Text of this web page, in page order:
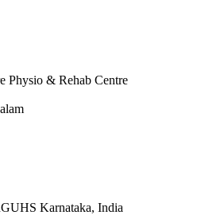
Physio & Rehab Centre
Karnataka, India